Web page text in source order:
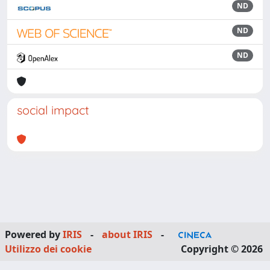
ND
ND
ND
social impact
Powered byIRIS - about IRIS
-
Utilizzo dei cookie
Copyright © 2026